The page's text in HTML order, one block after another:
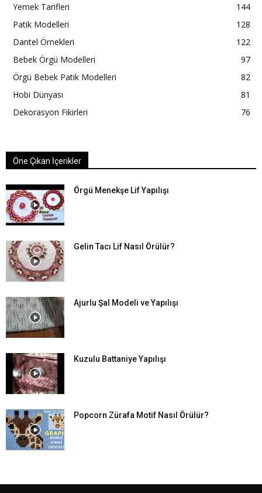
Yemek Tarifleri
144
Patik Modelleri
128
Dantel Örnekleri
122
Bebek Örgü Modelleri
97
Örgü Bebek Patik Modelleri
82
Hobi Dünyası
81
Dekorasyon Fikirleri
76
Öne Çıkan İçerikler
Örgü Menekşe Lif Yapılışı
Gelin Tacı Lif Nasıl Örülür?
Ajurlu Şal Modeli ve Yapılışı
Kuzulu Battaniye Yapılışı
Popcorn Zürafa Motif Nasıl Örülür?